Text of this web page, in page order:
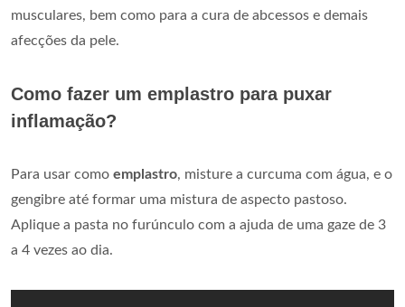
musculares, bem como para a cura de abcessos e demais
afecções da pele.
Como fazer um emplastro para puxar
inflamação?
Para usar como emplastro, misture a curcuma com água, e o
gengibre até formar uma mistura de aspecto pastoso.
Aplique a pasta no furúnculo com a ajuda de uma gaze de 3
a 4 vezes ao dia.